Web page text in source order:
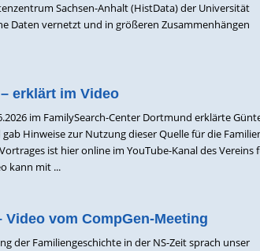
Sachsen-Anhalt (HistData) der Universität
Daten vernetzt und in größeren Zusammenhängen
erklärt im Video
im FamilySearch-Center Dortmund erklärte
Hinweise zur Nutzung dieser Quelle für die
ist hier online im YouTube-Kanal des Vereins
kann mit ...
Video vom CompGen-Meeting
der Familiengeschichte in der NS-Zeit sprach unser